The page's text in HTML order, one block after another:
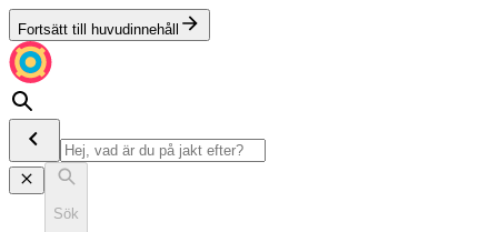
Fortsätt till huvudinnehåll
Sök